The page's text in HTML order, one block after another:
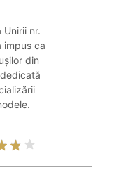
nr.
impus ca
din